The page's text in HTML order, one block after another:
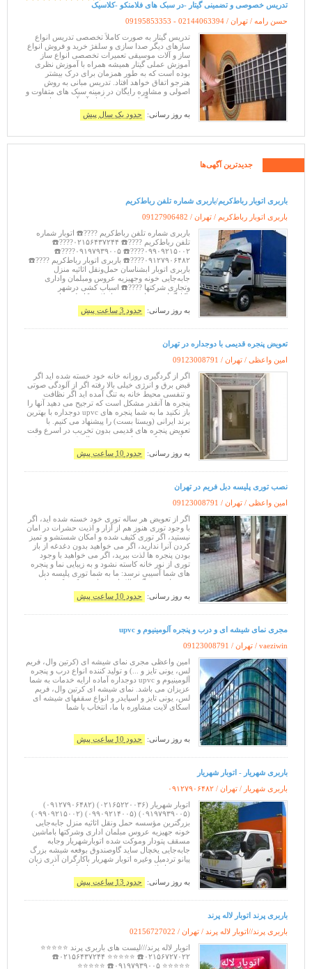
تدریس خصوصی و تضمینی گیتار -در سبک های فلامنکو -کلاسیک
حسن رامه / تهران / 09195853353 - 02144063394
تدریس گیتار به صورت کاملاً تخصصی تدریس انواع
سازهای دیگر صدا سازی و سلفژ خرید و فروش انواع
ساز و آلات موسیقی تعمیرات تخصصی انواع ساز
آموزش عملی گیتار همیشه همراه با آموزش نظری
بوده است که به طور همزمان برای درک بیشتر
هنرجو اتفاق خواهد افتاد. تدریس مبانی به روش
اصولی و مشاوره رایگان در زمینه سبک های متفاوت و
همچنین خرید گیتار و سیم و انواع آن آموزش با متد
های به روز از مبتدی تا پیشرفته در
به روز رسانی: حدود یک سال پیش
جدیدترین آگهی‌ها
باربری اتوبار رباط‌کریم/باربری شماره تلفن رباط‌کریم
باربری اتوبار رباط‌کریم / تهران / 09127906482
باربری شماره تلفن رباط‌کریم ????☎️ اتوبار شماره
تلفن رباط‌کریم ????☎️ ۰۲۱۵۶۴۳۷۲۴۴????☎️
۰۹۹۰۹۲۱۵۰۰۲????☎️ ۰۹۱۹۷۹۳۹۰۰۵????☎️
۰۹۱۲۷۹۰۶۴۸۲????☎️ باربری اتوبار رباط‌کریم ????☎️
باربری اتوبار ابشناسان حمل‌ونقل اثاثیه منزل
جابه‌جایی خونه وجهیزیه عروس ومبلمان واداری
وتجاری شرکتها ????☎️ اسباب کشی درشهر
باکارگراذری زبان وخوش اخلاق وکاربلد وماهر وبسته
بندی سرویس دهی به تمام نقاط کشور ????☎️ جابه
به روز رسانی: حدود 3 ساعت پیش
تعویض پنجره قدیمی با دوجداره در تهران
امین واعظی / تهران / 09123008791
اگر از گردگیری روزانه خانه خود خسته شده اید اگر
قبض برق و انرژی خیلی بالا رفته اگر از آلودگی صوتی
و تنفسی محیط خانه به تنگ آمده اید اگر نظافت
پنجره ها آنقدر مشکل است که ترجیح می دهید آنها را
باز نکنید ما به شما پنجره های upvc دوجداره با بهترین
برند ایرانی (ویستا بست) را پیشنهاد می کنیم. با
تعویض پنجره های قدیمی بدون تخریب در اسرع وقت
و با بهترین کیفیت با تضمین ده ساله (بدون پرسش)
به روز رسانی: حدود 10 ساعت پیش
نصب توری پلیسه دبل فریم در تهران
امین واعظی / تهران / 09123008791
اگر از تعویض هر ساله توری خود خسته شده اید، اگر
با وجود توری هنوز هم از آزار و اذیت حشرات در امان
نیستید، اگر توری کثیف شده و امکان شستشو و تمیز
کردن آنرا ندارید، اگر می خواهید بدون دغدغه از باز
بودن پنجره ها لذت ببرید، اگر می خواهید با وجود
توری از نور خانه کاسته نشود و به زیبایی نما و پنجره
های شما آسیبی نرسد: ما به شما توری پلیسه دبل
فریم با تنوع رنگی بالا را پیشنهاد می کنیم که تنها توری
به روز رسانی:
حدود 10 ساعت پیش
مجری نمای شیشه ای و درب و پنجره آلومینیوم و upvc
vaeziwin / تهران /
09123008791
امین واعظی مجری نمای شیشه ای (کرتین وال، فریم
لس، یونی تایز و ...) و تولید کننده انواع درب و پنجره
آلومینیوم و upvc دوجداره آماده ارایه خدمات به شما
عزیزان می باشد. نمای شیشه ای کرتین وال، فریم
لس، یونی تایز و اسپایدر و انواع سقفهای شیشه ای
اسکای لایت مشاوره با ما، انتخاب با شما
به روز رسانی: حدود 10 ساعت پیش
باربری شهریار - اتوبار شهریار
باربری شهریار / تهران / ۰۹۱۲۷۹۰۶۴۸۲
اتوبار شهریار (۰۲۱۶۵۲۲۰۰۳۶) (۰۹۱۲۷۹۰۶۴۸۲)
(۰۹۱۹۷۹۳۹۰۰۵) (۰۹۹۰۹۲۱۴۰۰۵) (۰۹۹۰۹۲۱۵۰۰۲)
بزرگترین مؤسسه حمل ونقل اثاثیه منزل جابه‌جایی
خونه جهیزیه عروس مبلمان اداری وشرکتها باماشین
مسقف پتودار وموکت شده اتوبارشهریار وجابه
جابه‌جایی یخچال ساید گاوصندوق بوفعه شیشه بزرگ
پیانو تردمیل وغیره اتوبار شهریار باکارگران آذری زبان
وخوش اخلاق بسته‌بندی تضمینی اتوبار شهریار حمل
ونقل اثاثیه منزل جابه‌جایی اسباب
به روز رسانی: حدود 13 ساعت پیش
باربری پرند اتوبار لاله پرند
باربری پرند//اتوبار لاله پرند / تهران / 02156727022
اتوبار لاله پرند///لیست های باربری پرند ⭐⭐⭐⭐⭐
۰۲۱۵۶۷۲۷۰۲۲☎️ ⭐⭐⭐⭐⭐ ۰۲۱۵۶۴۳۷۲۴۴☎️
⭐⭐⭐⭐⭐ ۰۹۱۹۷۹۳۹۰۰۵☎️ ⭐⭐⭐⭐⭐